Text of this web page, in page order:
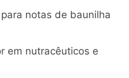
notas de baunilha
em nutracêuticos e